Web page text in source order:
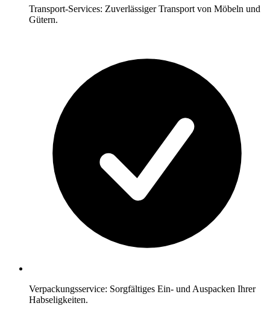
Transport-Services: Zuverlässiger Transport von Möbeln und
Gütern.
Verpackungsservice: Sorgfältiges Ein- und Auspacken Ihrer
Habseligkeiten.